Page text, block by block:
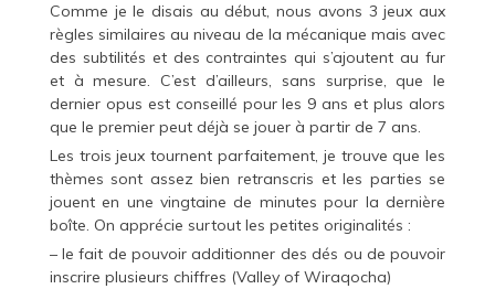
Comme je le disais au début, nous avons 3 jeux aux
règles similaires au niveau de la mécanique mais avec
des subtilités et des contraintes qui s’ajoutent au fur
et à mesure. C’est d’ailleurs, sans surprise, que le
dernier opus est conseillé pour les 9 ans et plus alors
que le premier peut déjà se jouer à partir de 7 ans.
Les trois jeux tournent parfaitement, je trouve que les
thèmes sont assez bien retranscris et les parties se
jouent en une vingtaine de minutes pour la dernière
boîte. On apprécie surtout les petites originalités :
– le fait de pouvoir additionner des dés ou de pouvoir
inscrire plusieurs chiffres (Valley of Wiraqocha)